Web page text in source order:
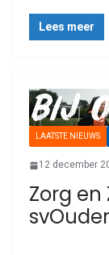
Lees meer
LAATSTE NIEUWS
12 december
Zorg